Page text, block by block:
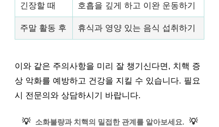
긴장할 때 호흡을 깊게 하고 이완 운동하기
주말 활동 후 휴식과 영양 있는 음식 섭취하기
이와 같은 주의사항을 미리 잘 챙기신다면, 치핵 증
상 악화를 예방하고 건강을 지킬 수 있습니다. 필요
시 전문의와 상담하시기 바랍니다.
💡 소화불량과 치핵의 밀접한 관계를 알아보세요. 💡